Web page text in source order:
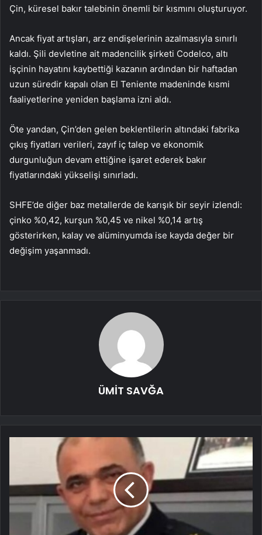
Çin, küresel bakır talebinin önemli bir kısmını oluşturuyor.
Ancak fiyat artışları, arz endişelerinin azalmasıyla sınırlı
kaldı. Şili devletine ait madencilik şirketi Codelco, altı
işçinin hayatını kaybettiği kazanın ardından bir haftadan
uzun süredir kapalı olan El Teniente madeninde kısmi
faaliyetlerine yeniden başlama izni aldı.
Öte yandan, Çin’den gelen beklentilerin altındaki fabrika
çıkış fiyatları verileri, zayıf iç talep ve ekonomik
durgunluğun devam ettiğine işaret ederek bakır
fiyatlarındaki yükselişi sınırladı.
SHFE’de diğer baz metallerde de karışık bir seyir izlendi:
çinko %0,42, kurşun %0,45 ve nikel %0,14 artış
gösterirken, kalay ve alüminyumda ise kayda değer bir
değişim yaşanmadı.
ÜMİT SAVĞA